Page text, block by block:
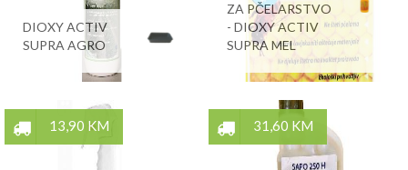
DIOXY ACTIV
SUPRA AGRO
ZA PČELARSTVO
- DIOXY ACTIV
SUPRA MEL
13,90 KM 31,60 KM